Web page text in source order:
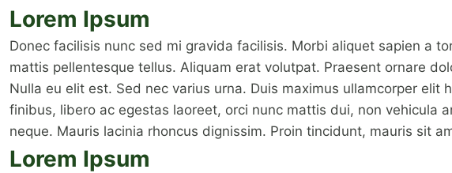
Lorem Ipsum
Donec facilisis nunc sed mi gravida facilisis. Morbi aliquet sapien a
mattis pellentesque tellus. Aliquam erat volutpat. Praesent ornare
Nulla eu elit est. Sed nec varius urna. Duis maximus ullamcorper
finibus, libero ac egestas laoreet, orci nunc mattis dui, non vehicula
neque. Mauris lacinia rhoncus dignissim. Proin tincidunt, mauris sit
Lorem Ipsum